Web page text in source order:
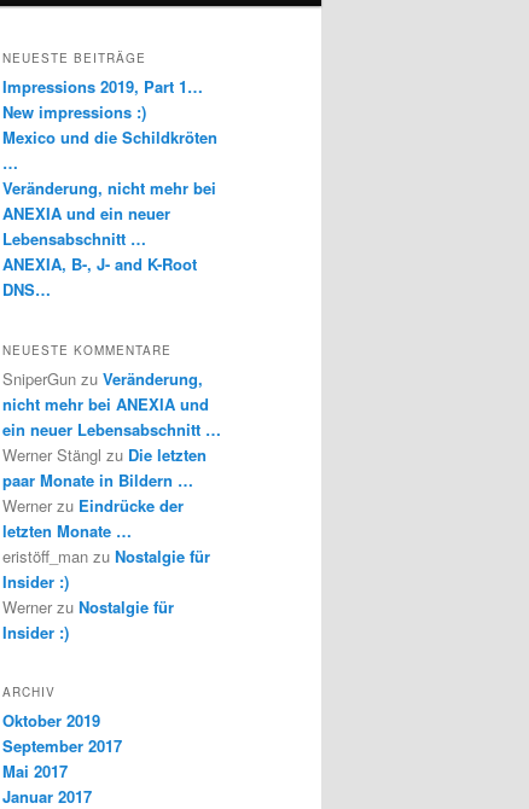
NEUESTE BEITRÄGE
Impressions 2019, Part 1…
New impressions :)
Mexico und die Schildkröten
…
Veränderung, nicht mehr bei
ANEXIA und ein neuer
Lebensabschnitt …
ANEXIA, B-, J- and K-Root
DNS…
NEUESTE KOMMENTARE
SniperGun zu Veränderung,
nicht mehr bei ANEXIA und
ein neuer Lebensabschnitt …
Werner Stängl zu Die letzten
paar Monate in Bildern …
Werner zu Eindrücke der
letzten Monate …
eristöff_man zu Nostalgie für
Insider :)
Werner zu Nostalgie für
Insider :)
ARCHIV
Oktober 2019
September 2017
Mai 2017
Januar 2017